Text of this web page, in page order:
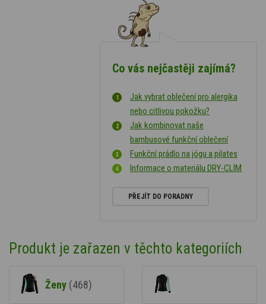
Co vás nejčastěji zajímá?
Jak vybrat oblečení pro alergika
nebo citlivou pokožku?
Jak kombinovat naše
bambusové funkční oblečení
Funkční prádlo na jógu a pilates
Informace o materiálu DRY-CLIM
PŘEJÍT DO PORADNY
Produkt je zařazen v těchto kategoriích
Ženy (468)